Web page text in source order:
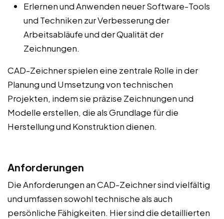
Erlernen und Anwenden neuer Software-Tools
und Techniken zur Verbesserung der
Arbeitsabläufe und der Qualität der
Zeichnungen.
CAD-Zeichner spielen eine zentrale Rolle in der
Planung und Umsetzung von technischen
Projekten, indem sie präzise Zeichnungen und
Modelle erstellen, die als Grundlage für die
Herstellung und Konstruktion dienen.
Anforderungen
Die Anforderungen an CAD-Zeichner sind vielfältig
und umfassen sowohl technische als auch
persönliche Fähigkeiten. Hier sind die detaillierten